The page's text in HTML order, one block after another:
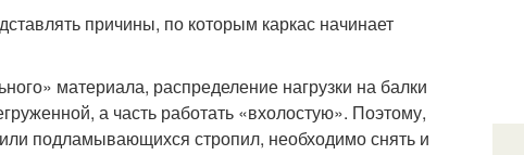
причины, по которым каркас начинает
материала, распределение нагрузки на балки
а часть работать «вхолостую». Поэтому,
подламывающихся стропил, необходимо снять и